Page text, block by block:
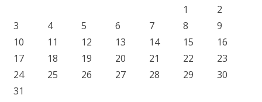
1
2
3
4 5 6 7 8
9
10
11 12 13 14 15
16
17
18 19 20 21 22
23
24
25 26 27 28 29
30
31